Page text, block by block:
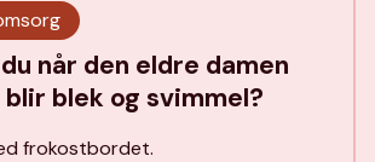
når den eldre damen
blek og svimmel?
frokostbordet.